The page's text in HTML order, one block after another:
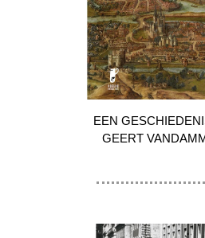
EEN
GEERT